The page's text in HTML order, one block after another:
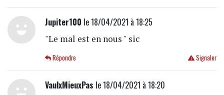
Jupiter100 le 18/04/2021 à 18:25
"Le mal est en nous " sic
Signaler
Répondre
VaulxMieuxPas le 18/04/2021 à 18:20